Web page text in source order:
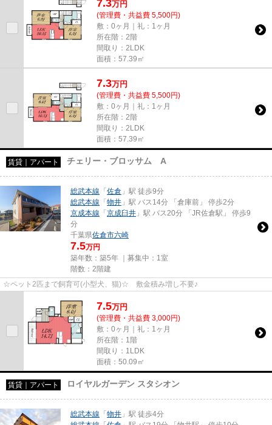
7.3万円
(管理費・共益費 5,500円)
敷：0ヶ月｜礼：1ヶ月
所在階：2階
間取り：2LDK
面積：57.39㎡
7.3万円
(管理費・共益費 5,500円)
敷：0ヶ月｜礼：1ヶ月
所在階：2階
間取り：2LDK
面積：57.39㎡
賃貸｜アパート チェリー・ブロッサム A
総武本線 「佐倉 」駅 徒歩9分
総武本線 「物井 」駅 バス14分 「倉庫前」 停歩2分
京成本線 「京成臼井 」駅 バス20分 「JR佐倉駅」 停歩9
分
千葉県佐倉市六崎
7.5万円
築年数：築5年 ｜募集中： 1室
階数：2階建
☆ペット2匹まで飼育可(小型犬、猫)☆ 敷金積み増し不要♪
7.5万円
(管理費・共益費 3,000円)
敷：0ヶ月｜礼：1ヶ月
所在階：1階
間取り：1LDK
面積：50.09㎡
賃貸｜アパート ロイヤルガーデン スタシオン
総武本線 「物井 」駅 徒歩4分